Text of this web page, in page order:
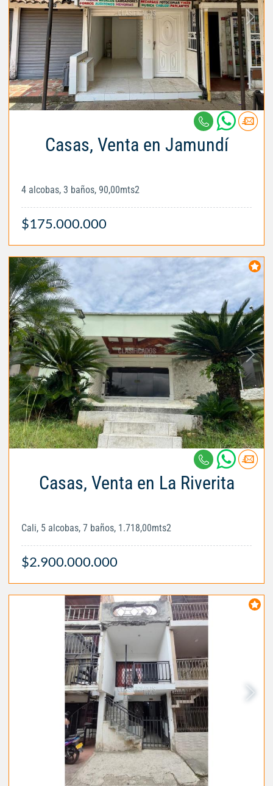
Casas, Venta en Jamundí
4 alcobas, 3 baños, 90,00mts2
$175.000.000
Casas, Venta en La Riverita
Cali, 5 alcobas, 7 baños, 1.718,00mts2
$2.900.000.000